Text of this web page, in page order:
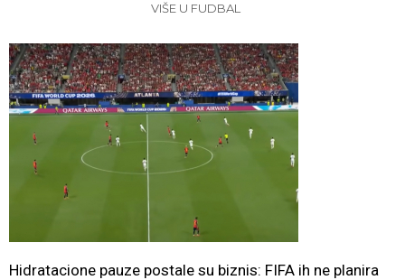
VIŠE U FUDBAL
Hidratacione pauze postale su biznis: FIFA ih ne planira